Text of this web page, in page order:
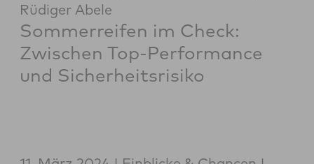
Rüdiger Abele
Sommerreifen im Check:
Zwischen Top-Performance
und Sicherheitsrisiko